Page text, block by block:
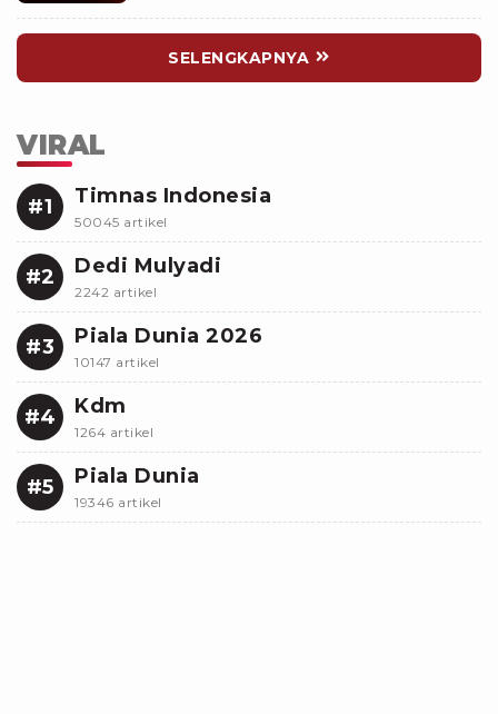
SELENGKAPNYA
VIRAL
#1 Timnas Indonesia
50045 artikel
#2 Dedi Mulyadi
2242 artikel
#3 Piala Dunia 2026
10147 artikel
#4 Kdm
1264 artikel
#5 Piala Dunia
19346 artikel